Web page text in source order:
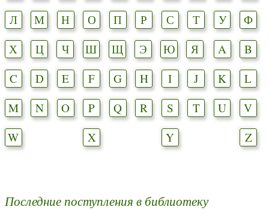
Л
М Н О П Р С Т У
Ф
Х
Ц Ч Ш Щ Э Ю Я A
B
C
D E F G H I J K
L
M
N O P Q R S T U
V
W
X Y Z
Последние поступления в библиотеку